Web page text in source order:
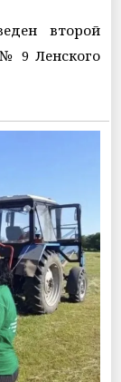
второй
9 Ленского